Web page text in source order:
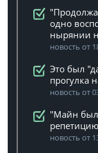
одно
нырянии
новость от
Это был
прогулка
новость от
"Майн
новость от